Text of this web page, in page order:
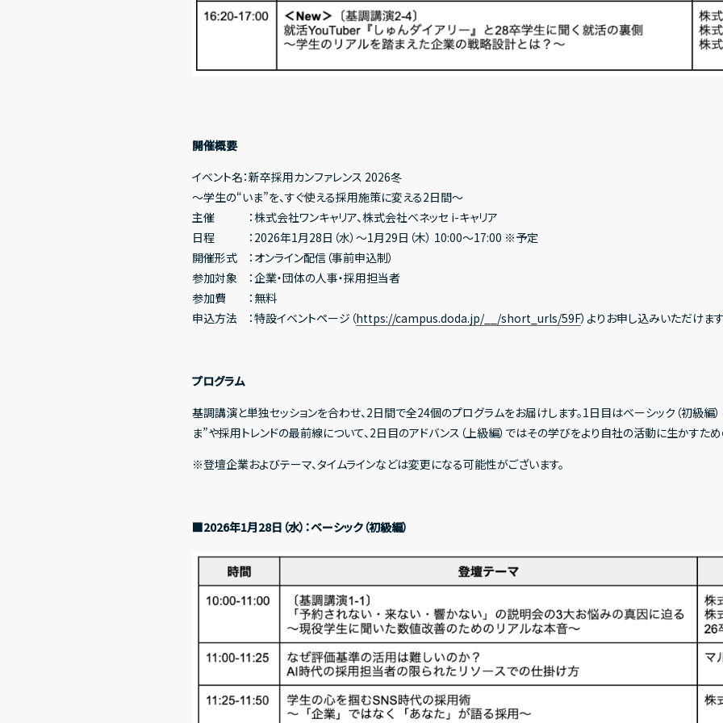
開催概要
イベント名：新卒採用カンファレンス 2026冬
〜学生の“いま”を、すぐ使える採用施策に変える2日間〜
主催 ：株式会社ワンキャリア、株式会社ベネッセ i-キャリア
日程 ：2026年1月28日（水）〜1月29日（木） 10:00〜17:00 ※予定
開催形式 ：オンライン配信（事前申込制）
参加対象 ：企業・団体の人事・採用担当者
参加費 ：無料
申込方法 ：特設イベントページ（https://campus.doda.jp/__/short_urls/59F）よりお申し込みいただけま
プログラム
基調講演と単独セッションを合わせ、2日間で全24個のプログラムをお届けします。1日目はベーシック（初級編
ま”や採用トレンドの最前線について、2日目のアドバンス（上級編）ではその学びをより自社の活動に生かすた
※登壇企業およびテーマ、タイムラインなどは変更になる可能性がございます。
■2026年1月28日（水）：ベーシック（初級編）